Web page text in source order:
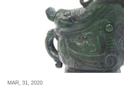
MAR, 31, 2020